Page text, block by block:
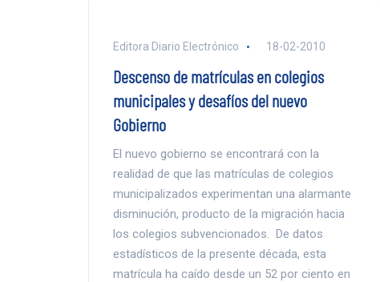
Editora Diario Electrónico 18-02-2010
Descenso de matrículas en colegios
municipales y desafíos del nuevo
Gobierno
El nuevo gobierno se encontrará con la
realidad de que las matrículas de colegios
municipalizados experimentan una alarmante
disminución, producto de la migración hacia
los colegios subvencionados. De datos
estadísticos de la presente década, esta
matrícula ha caído desde un 52 por ciento en